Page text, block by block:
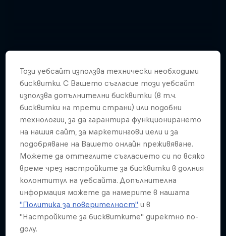
Enjoy top photos from Friday's Crashed
Ice in Jyväskylä
10 Снимки
Този уебсайт използва технически необходими
бисквитки. С Вашето съгласие този уебсайт
използва допълнителни бисквитки (в т.ч.
бисквитки на трети страни) или подобни
технологии, за да гарантира функционирането
на нашия сайт, за маркетингови цели и за
подобряване на Вашето онлайн преживяване.
Можете да оттеглите съгласието си по всяко
време чрез настройките за бисквитки в долния
колонтитул на уебсайта. Допълнителна
информация можете да намерите в нашата
"Политика за поверителност" и в
"Настройките за бисквитките" директно по-
долу.